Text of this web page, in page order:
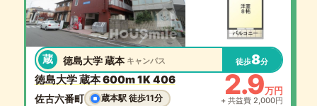
蔵 徳島大学 蔵本 キャンパス 徒歩8分
徳島大学 蔵本 600m 1K 406
佐古六番町 蔵本駅 徒歩11分 2.9万円
+ 共益費 2,000円